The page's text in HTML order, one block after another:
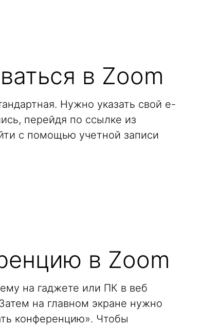
в Zoom
Нужно указать свой e-
перейдя по ссылке из
с помощью учетной записи
в Zoom
на гаджете или ПК в веб
на главном экране нужно
конференцию». Чтобы